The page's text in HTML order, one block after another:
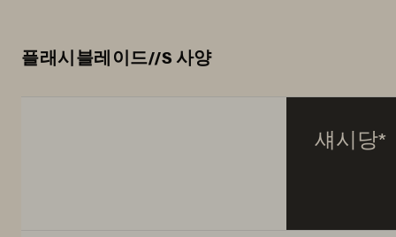
플래시블레이드//S 사양
섀시당*